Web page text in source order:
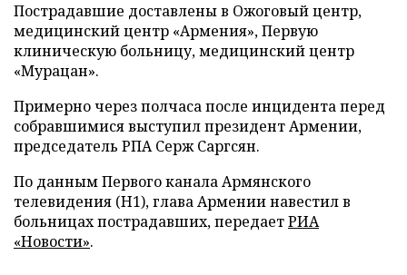
Пострадавшие доставлены в Ожоговый центр,
медицинский центр «Армения», Первую
клиническую больницу, медицинский центр
«Мурацан».
Примерно через полчаса после инцидента перед
собравшимися выступил президент Армении,
председатель РПА Серж Саргсян.
По данным Первого канала Армянского
телевидения (H1), глава Армении навестил в
больницах пострадавших, передаетРИА
«Новости».